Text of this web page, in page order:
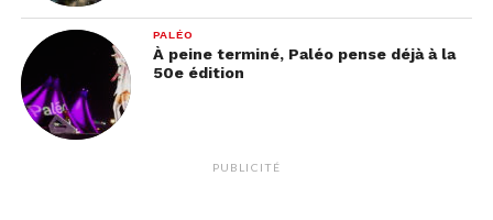
PALÉO
À peine terminé, Paléo pense déjà à la
50e édition
PUBLICITÉ